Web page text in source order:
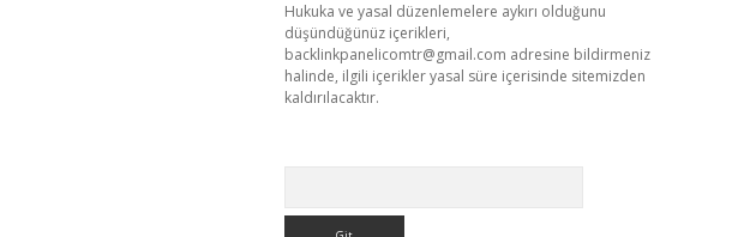
Hukuka ve yasal düzenlemelere aykırı olduğunu
düşündüğünüz içerikleri,
backlinkpanelicomtr@gmail.com adresine bildirmeniz
halinde, ilgili içerikler yasal süre içerisinde sitemizden
kaldırılacaktır.